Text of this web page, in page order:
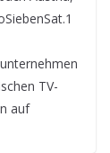
TV-
auf